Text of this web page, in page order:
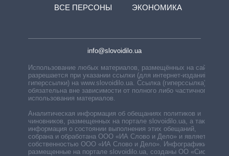
ВСЕ ПЕРСОНЫ
ЭКОНОМИКА
info@slovoidilo.ua
Использование любых материалов, размещённых на сайте,
разрешается при указании ссылки (для интернет-изданий —
гиперссылки) на www.slovoidilo.ua. Ссылка (гиперссылка)
обязательна вне зависимости от полного либо частичного
использования материалов.
Аналитическая информация об обещаниях политиков и
чиновников, размещенных на портале slovoidilo.ua, а также
информация о состоянии выполнения этих обещаний,
собрана и обработана ООО «ИА Слово и Дело» и является
собственностью ООО «ИА Слово и Дело». Инфографики,
размещенные на портале slovoidilo.ua, созданы ОО «Система